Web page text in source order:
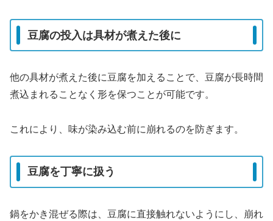
豆腐の投入は具材が煮えた後に
他の具材が煮えた後に豆腐を加えることで、豆腐が長時間
煮込まれることなく形を保つことが可能です。
これにより、味が染み込む前に崩れるのを防ぎます。
豆腐を丁寧に扱う
鍋をかき混ぜる際は、豆腐に直接触れないようにし、崩れ